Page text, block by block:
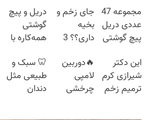
مجموعه 47
عددی دریل
پیچ گوشتی
(تخفیف به
مدت
محدود)
جای زخم و
بخیه
داری؟؟ 3
محوش کن!
دریل و پیچ
گوشتی
همه‌کاره با
هوشمند ⚙️
(نصف
قیمت بازار
این دکتر
شیرازی کرم
ترمیم زخم
🔥دوربین
لامپی
چرخشی
🦷 سبک و
طبیعی مثل
دندان